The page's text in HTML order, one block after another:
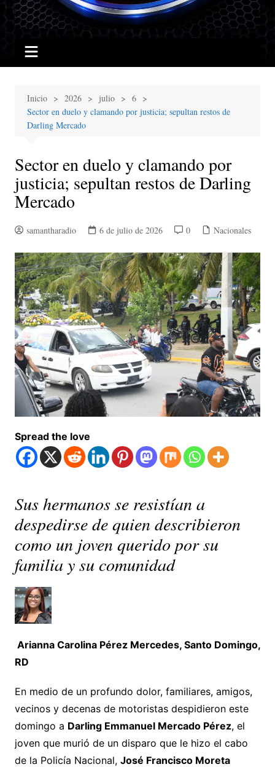
Inicio 2026 julio
6
Sector en duelo y clamando por justicia; sepultan restos de
Darling Mercado
Sector en duelo y clamando por
justicia; sepultan restos de Darling
Mercado
samantharadio 6 de julio de 2026 0 Nacionales
Spread the love
Sus hermanos se resistían a
despedirse de quien describieron
como un joven querido por su
familia y su comunidad
Arianna Carolina Pérez Mercedes, Santo Domingo,
RD
En medio de un profundo dolor, familiares, amigos,
vecinos y decenas de motoristas despidieron este
domingo a Darling Emmanuel Mercado Pérez, el
joven que murió de un disparo que le hizo el cabo
de la Policía Nacional, José Francisco Moreta